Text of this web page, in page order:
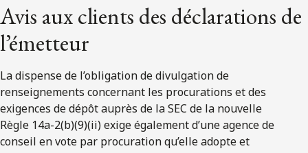
Avis aux clients des déclarations de
l’émetteur
La dispense de l’obligation de divulgation de
renseignements concernant les procurations et des
exigences de dépôt auprès de la SEC de la nouvelle
Règle 14a-2(b)(9)(ii) exige également d’une agence de
conseil en vote par procuration qu’elle adopte et